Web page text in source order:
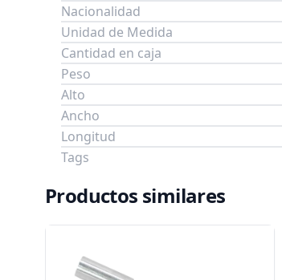
Nacionalidad
Unidad de Medida
Cantidad en caja
Peso
Alto
Ancho
Longitud
Tags
Productos similares